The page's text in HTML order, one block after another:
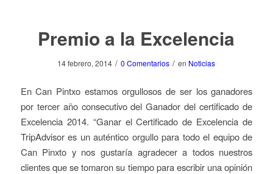
Premio a la Excelencia
14 febrero, 2014 / 0 Comentarios / en Noticias
En Can Pintxo estamos orgullosos de ser los ganadores
por tercer año consecutivo del Ganador del certificado de
Excelencia 2014. “Ganar el Certificado de Excelencia de
TripAdvisor es un auténtico orgullo para todo el equipo de
Can Pinxto y nos gustaría agradecer a todos nuestros
clientes que se tomaron su tiempo para escribir una opinión